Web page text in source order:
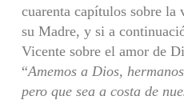
cuarenta capítulos sobre la
su Madre, y si a
Vicente sobre el amor de
“Amemos a Dios,
pero que sea a costa de